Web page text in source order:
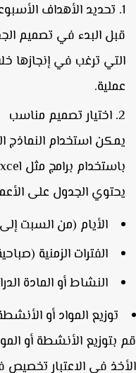
تحديد الأهداف الأسبوعية
البدء في تصميم
ترغب في إنجازها
اختيار تصميم مناسب
استخدام النماذج
الجدول على الأعمدة
الأيام (من السبت إلى
الفترات الزمنية
النشاط أو المادة
توزيع المواد أو الأنشطة
الأنشطة أو
في الاعتبار تخصيص